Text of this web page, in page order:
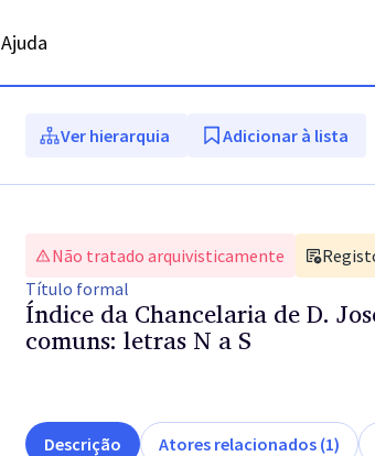
Ajuda
Ver hierarquia Adicionar à lista
Não tratado arquivisticamente
Título formal
Índice da Chancelaria de D.
comuns: letras N a S
Descrição Atores relacionados (1)